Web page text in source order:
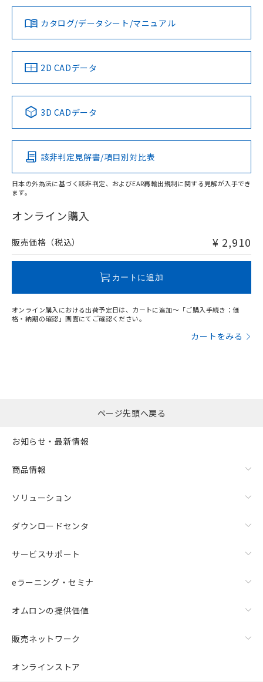
ダウンロードデータをご利用いただく前に、以下を必ずお読
みください。
ソフトウェアの使用条件
対応済み
中国 RoHS 注意事項・凡例
Pb Hg Cd Cr(VI)
O
在庫等で未対応品が混在する可能性があります。
問い合わせください。
LR型式承認
（イギリス
船舶規格）
DNV型式承認
（ノルウェー
BV型式承認
（フランス
KR型式
（韓国
No No No No
この製品の規格認証/適合状況ページへ
その他の認証はこちらのページからご検索ください
カタログ/データシート/マニュアル
2D CADデータ
3D CADデータ
該非判定見解書/項目別対比表
日本の外為法に基づく該非判定、およびEAR再輸出規制に関する見解が入手でき
ます。
オンライン購入
販売価格（税込） ¥ 2,910
カートに追加
オンライン購入における出荷予定日は、カートに追加～「ご購入手続き：価
格・納期の確認」画面にてご確認ください。
カートをみる
ページ先頭へ戻る
お知らせ・最新情報
商品情報
ソリューション
ダウンロードセンタ
サービスサポート
eラーニング・セミナ
オムロンの提供価値
販売ネットワーク
オンラインストア